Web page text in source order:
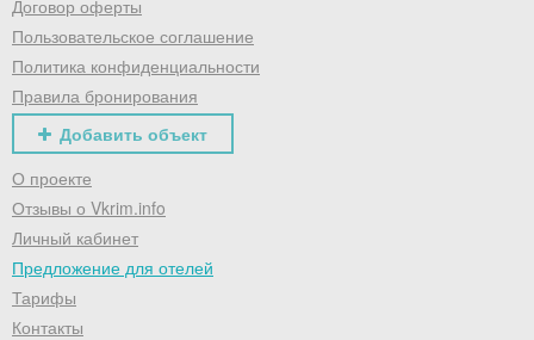
Договор оферты
Пользовательское соглашение
Политика конфиденциальности
Правила бронирования
Добавить объект
О проекте
Отзывы о Vkrim.info
Личный кабинет
Предложение для отелей
Тарифы
Контакты